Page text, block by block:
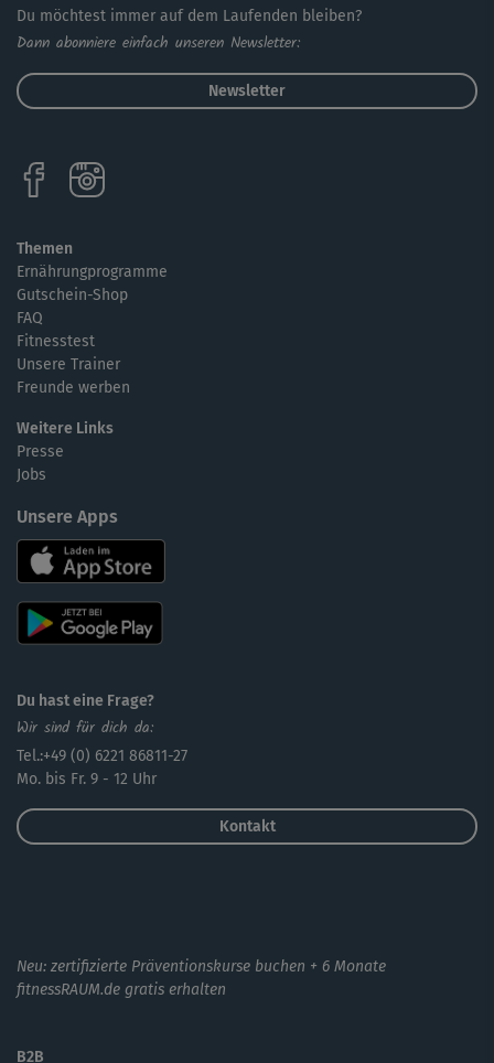
Du möchtest immer auf dem Laufenden bleiben?
Dann abonniere einfach unseren Newsletter:
Newsletter
Themen
Ernährungprogramme
Gutschein-Shop
FAQ
Fitnesstest
Unsere Trainer
Freunde werben
Weitere Links
Presse
Jobs
Unsere Apps
Du hast eine Frage?
Wir sind für dich da:
Tel.:+49 (0) 6221 86811-27
Mo. bis Fr. 9 - 12 Uhr
Kontakt
Neu: zertifizierte Präventionskurse buchen + 6 Monate
fitnessRAUM.de gratis erhalten
B2B